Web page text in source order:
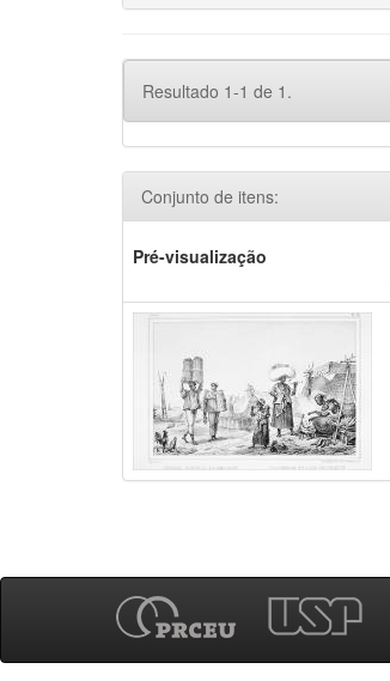
Resultado 1-1 de 1.
Conjunto de itens:
Pré-visualização